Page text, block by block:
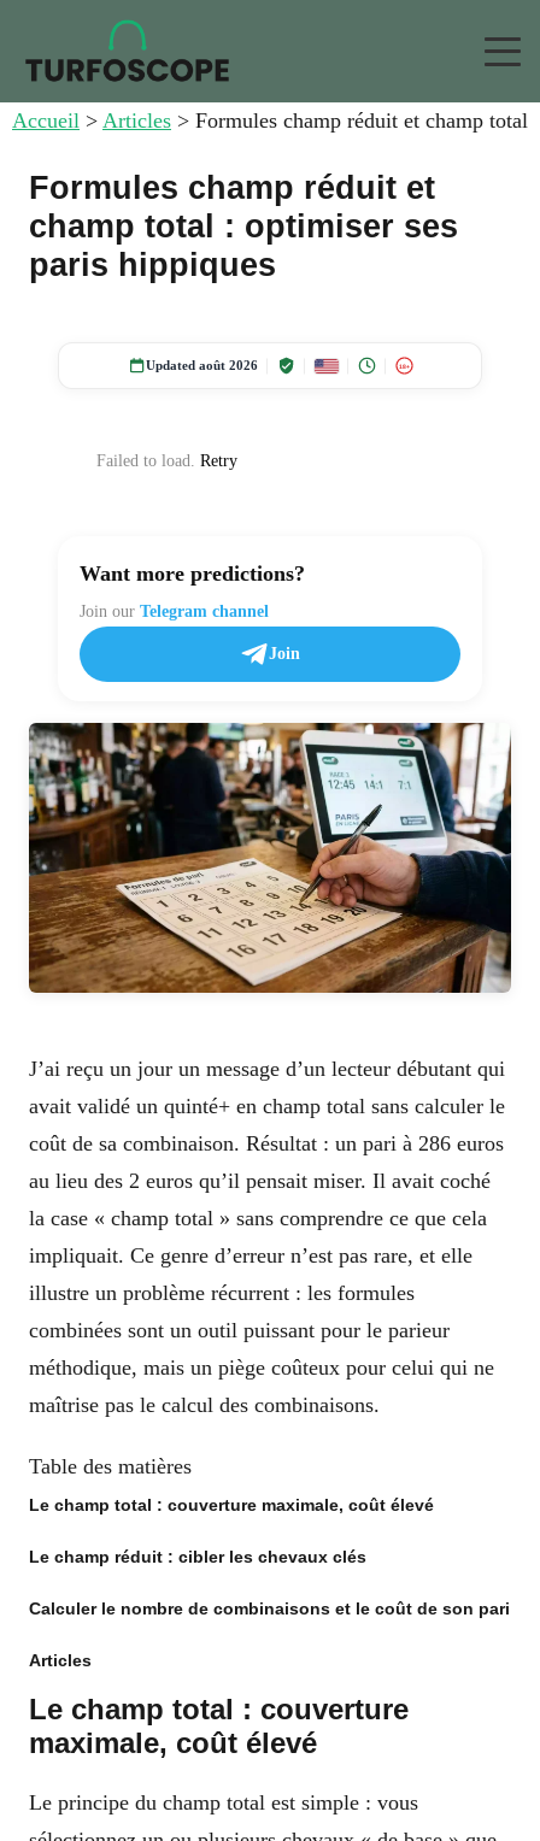
Accueil > Articles > Formules champ réduit et champ total
Formules champ réduit et
champ total : optimiser ses
paris hippiques
Updated août 2026 18+
Failed to load. Retry
Want more predictions?
Join our Telegram channel
Join
J’ai reçu un jour un message d’un lecteur débutant qui
avait validé un quinté+ en champ total sans calculer le
coût de sa combinaison. Résultat : un pari à 286 euros
au lieu des 2 euros qu’il pensait miser. Il avait coché
la case « champ total » sans comprendre ce que cela
impliquait. Ce genre d’erreur n’est pas rare, et elle
illustre un problème récurrent : les formules
combinées sont un outil puissant pour le parieur
méthodique, mais un piège coûteux pour celui qui ne
maîtrise pas le calcul des combinaisons.
Table des matières
Le champ total : couverture maximale, coût élevé
Le champ réduit : cibler les chevaux clés
Calculer le nombre de combinaisons et le coût de son pari
Articles
Le champ total : couverture
maximale, coût élevé
Le principe du champ total est simple : vous